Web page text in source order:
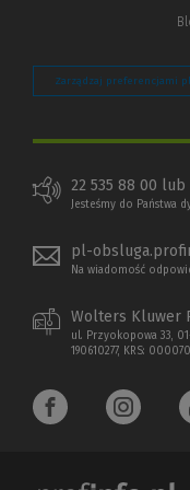
Zarządzaj preferencjami
22 535 88 00 lub
Jesteśmy do Państwa
pl-
Na wiadomość
Wolters Kluwer
ul. Przyokopowa 33,
190610277, KRS: